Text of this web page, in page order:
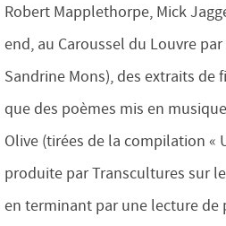
Robert Mapplethorpe, Mick
end, au Caroussel du Louvre
Sandrine Mons), des extraits de
que des poèmes mis en
Olive (tirées de la compilation «
produite par Transcultures sur
en terminant par une lecture de